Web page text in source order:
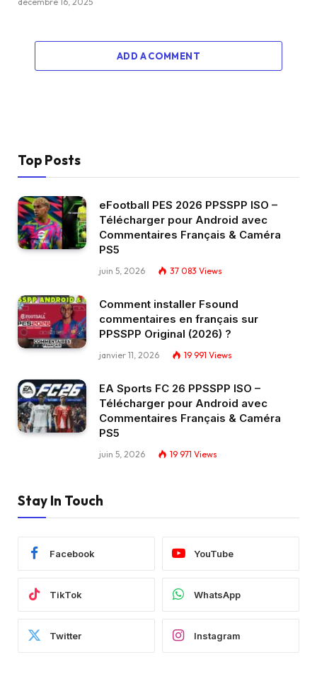
ADD A COMMENT
Top Posts
eFootball PES 2026 PPSSPP ISO –
Télécharger pour Android avec
Commentaires Français & Caméra
PS5
juin 5, 2026 37 083 Views
Comment installer Fsound
commentaires en français sur
PPSSPP Original (2026) ?
janvier 11, 2026 19 991 Views
EA Sports FC 26 PPSSPP ISO –
Télécharger pour Android avec
Commentaires Français & Caméra
PS5
juin 5, 2026 19 971 Views
Stay In Touch
Facebook YouTube
TikTok WhatsApp
Twitter Instagram